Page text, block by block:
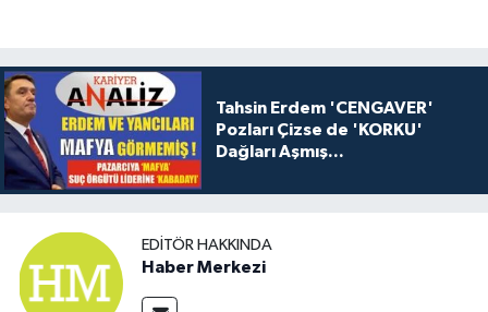
Tahsin Erdem 'CENGAVER'
Pozları Çizse de 'KORKU'
Dağları Aşmış...
EDITÖR HAKKINDA
Haber Merkezi